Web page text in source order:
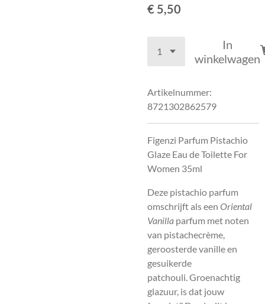
€ 5,50
In
winkelwagen
Artikelnummer:
8721302862579
Figenzi Parfum Pistachio
Glaze Eau de Toilette For
Women 35ml
Deze pistachio parfum
omschrijft als een Oriental
Vanilla parfum met noten
van pistachecrème,
geroosterde vanille en
gesuikerde
patchouli.Groenachtig
glazuur, is dat jouw